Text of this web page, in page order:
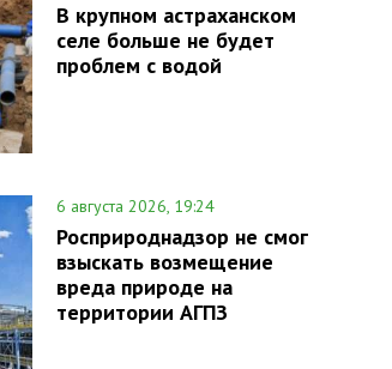
В крупном астраханском
селе больше не будет
проблем с водой
6 августа 2026, 19:24
Росприроднадзор не смог
взыскать возмещение
вреда природе на
территории АГПЗ